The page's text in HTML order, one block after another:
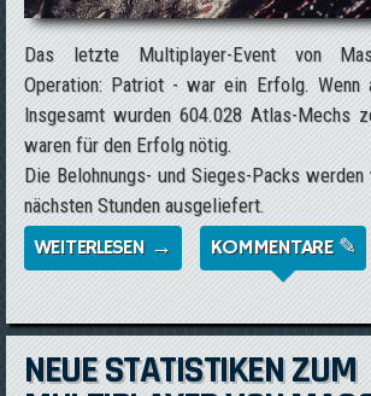
Das letzte Multiplayer-Event von
Operation: Patriot - war ein Erfolg. Wenn
Insgesamt wurden 604.028 Atlas-Mechs
waren für den Erfolg nötig.
Die Belohnungs- und Sieges-Packs
nächsten Stunden ausgeliefert.
WEITERLESEN → ÜBER OPERATION:
ERFOLGREICH
KOMMENTARE ✎
NEUE STATISTIKEN ZUM